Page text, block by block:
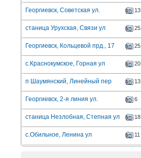
Георгиевск, Советская ул. 13
станица Урухская, Связи ул 25
Георгиевск, Кольцевой прд., 17 25
с.Краснокумское, Горная ул 20
п Шаумянский, Линейный пер 13
Георгиевск, 2-я линия ул. 6
станица Незлобная, Степная ул 18
с.Обильное, Ленина ул 11